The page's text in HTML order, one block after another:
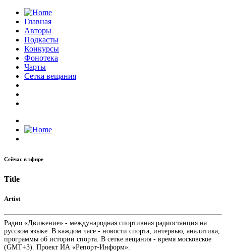
Главная
Авторы
Подкасты
Конкурсы
Фонотека
Чарты
Сетка вещания
Сейчас в эфире
Title
Artist
Радио «Движение» - международная спортивная радиостанция на
русском языке. В каждом часе - новости спорта, интервью, аналитика,
программы об истории спорта. В сетке вещания - время московское
(GMT+3). Проект ИА «Репорт-Информ».